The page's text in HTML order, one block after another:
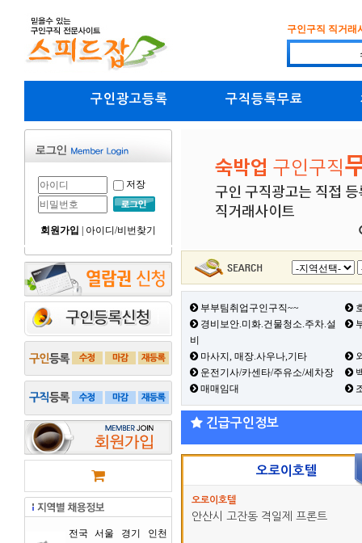
구인구직 직거래
구인광고등록 구직등록무료
저장
회원가입 아이디/비번찾기
전국 서울 경기
인천
부부팀취업구인구직~~
경비보안.미화.건물청소.주차.설
비
마사지, 매장.사우나,기타
운전기사/카센타/주유소/세차장
매매임대
긴급구인정보
오로이호텔
오로이호텔
안산시 고잔동 격일제 프론트